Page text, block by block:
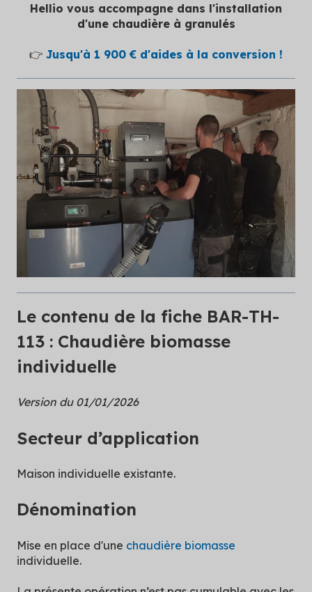
Hellio vous accompagne dans l'installation
d'une chaudière à granulés
👉 Jusqu'à 1 900 € d'aides à la conversion !
Le contenu de la fiche BAR-TH-
113 : Chaudière biomasse
individuelle
Version du 01/01/2026
Secteur d’application
Maison individuelle existante.
Dénomination
Mise en place d'une chaudière biomasse
individuelle.